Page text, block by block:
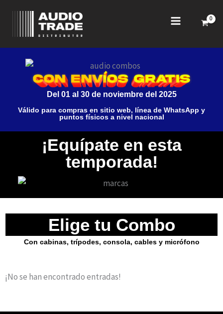
contenido
Del 01 al 30 de noviembre del 2025
Válido para compras en sitio web, línea de WhatsApp y
puntos físicos a nivel nacional
¡Equípate en esta
temporada!
Elige tu Combo
Con cabinas, trípodes, consola, cables y micrófono
¡No se han encontrado entradas!